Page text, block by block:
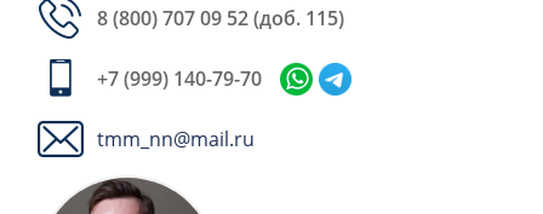
8 (800) 707 09 52(доб. 115)
+7 (999) 140-79-70
tmm_nn@mail.ru